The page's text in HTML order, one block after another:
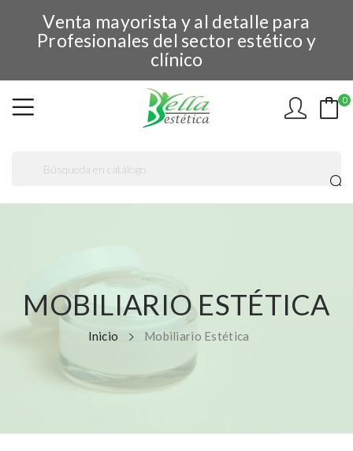
Venta mayorista y al detalle para
Profesionales del sector estético y
clínico
0
MOBILIARIO ESTÉTICA
Inicio Mobiliario Estética